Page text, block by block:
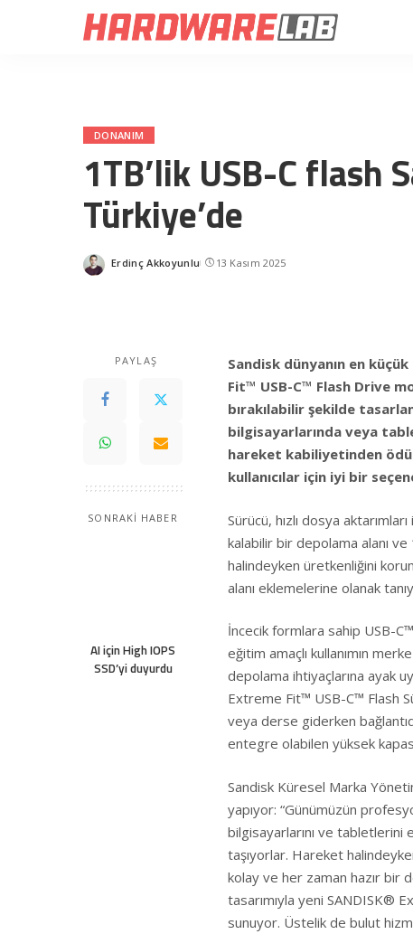
DONANIM
1TB’lik USB-C flash
Türkiye’de
Posted
Erdinç Akkoyunlu 13 Kasım 2025
PAYLAŞ
SONRAKİ HABER
AI için High IOPS
SSD’yi duyurdu
Sandisk dünyanın en küçük
Fit™ USB-C™ Flash Drive
bırakılabilir şekilde
bilgisayarlarında veya
hareket kabiliyetinden
kullanıcılar için iyi bir
Sürücü, hızlı dosya
kalabilir bir depolama alanı ve
halindeyken üretkenliğini
alanı eklemelerine olanak
İncecik formlara sahip USB-
eğitim amaçlı kullanımın
depolama ihtiyaçlarına ayak
Extreme Fit™ USB-C™ Flash
veya derse giderken
entegre olabilen yüksek
Sandisk Küresel Marka
yapıyor: “Günümüzün
bilgisayarlarını ve tabletlerini
taşıyorlar. Hareket
kolay ve her zaman hazır bir
tasarımıyla yeni SANDISK®
sunuyor. Üstelik de bulut